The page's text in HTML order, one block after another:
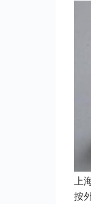
上
按